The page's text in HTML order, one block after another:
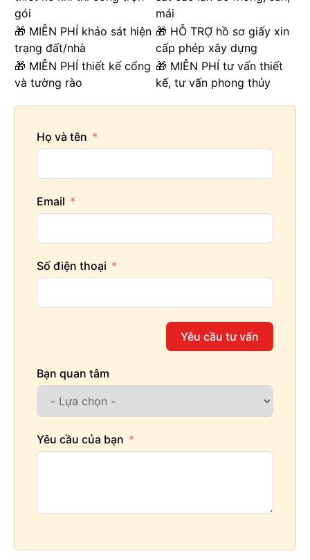
gói
mái
🎁 MIỄN PHÍ khảo sát hiện
trạng đất/nhà
🎁 HỖ TRỢ hồ sơ giấy xin
cấp phép xây dựng
🎁 MIỄN PHÍ thiết kế cổng
và tường rào
🎁 MIỄN PHÍ tư vấn thiết
kế, tư vấn phong thủy
Họ và tên
Email
Số điện thoại
Yêu cầu tư vấn
Bạn quan tâm
Yêu cầu của bạn